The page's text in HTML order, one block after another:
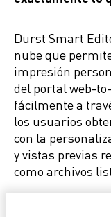
Durst Smart
nube que
impresión
del portal web-
fácilmente a
los usuarios
con la
y vistas previas
como archivos